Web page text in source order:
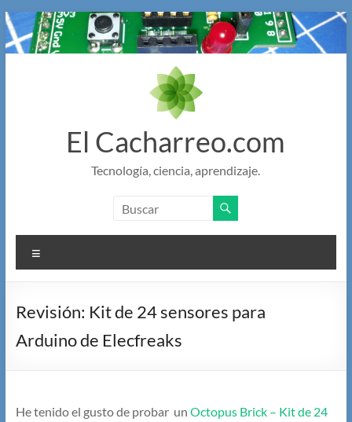
Saltar
al
contenido
El Cacharreo.com
Tecnología, ciencia, aprendizaje.
Revisión: Kit de 24 sensores para
Arduino de Elecfreaks
He tenido el gusto de probar un Octopus Brick – Kit de 24